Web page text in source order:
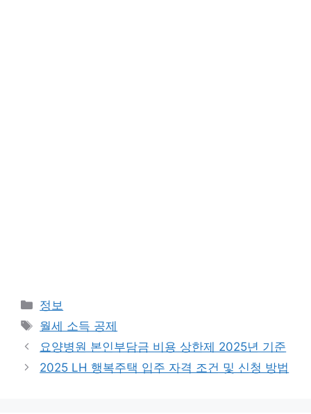
카
테
리
정보
태
그
월세 소득 공제
요양병원 본인부담금 비용 상한제 2025년 기준
2025 LH 행복주택 입주 자격 조건 및 신청 방법